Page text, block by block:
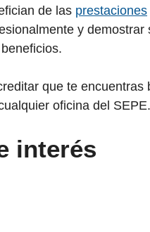
de las prestaciones
y
que te
oficina del SEPE.
interés